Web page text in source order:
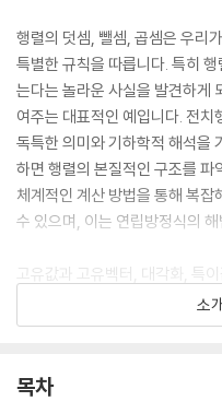
행렬의 덧셈, 뺄셈, 곱셈은 우리
특별한 규칙을 따릅니다. 특히
는다는 놀라운 사실을 발견하게
여주는 대표적인 예입니다. 전
독특한 의미와 기하학적 해석을
하면 행렬의 본질적인 구조를 파
체계적인 계산 방법을 통해 복
수 있으며, 이는 연립방정식의
고유값과 고유벡터, 대각화, 특
의 정수를 보여주는 부분입니다
이 가진 본질적인 정보를 추출
적 구조는 물리학과 공학의 다양
소
목차